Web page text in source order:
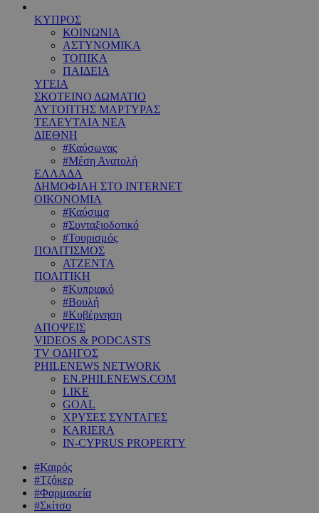
ΚΥΠΡΟΣ
ΚΟΙΝΩΝΙΑ
ΑΣΤΥΝΟΜΙΚΑ
ΤΟΠΙΚΑ
ΠΑΙΔΕΙΑ
ΥΓΕΙΑ
ΣΚΟΤΕΙΝΟ ΔΩΜΑΤΙΟ
ΑΥΤΟΠΤΗΣ ΜΑΡΤΥΡΑΣ
ΤΕΛΕΥΤΑΙΑ ΝΕΑ
ΔΙΕΘΝΗ
#Καύσωνας
#Μέση Ανατολή
ΕΛΛΑΔΑ
ΔΗΜΟΦΙΛΗ ΣΤΟ INTERNET
ΟΙΚΟΝΟΜΙΑ
#Καύσιμα
#Συνταξιοδοτικό
#Τουρισμός
ΠΟΛΙΤΙΣΜΟΣ
ΑΤΖΕΝΤΑ
ΠΟΛΙΤΙΚΗ
#Κυπριακό
#Βουλή
#Κυβέρνηση
ΑΠΟΨΕΙΣ
VIDEOS & PODCASTS
TV ΟΔΗΓΟΣ
PHILENEWS NETWORK
EN.PHILENEWS.COM
LIKE
GOAL
ΧΡΥΣΕΣ ΣΥΝΤΑΓΕΣ
KARIERA
IN-CYPRUS PROPERTY
#Καιρός
#Τζόκερ
#Φαρμακεία
#Σκίτσο